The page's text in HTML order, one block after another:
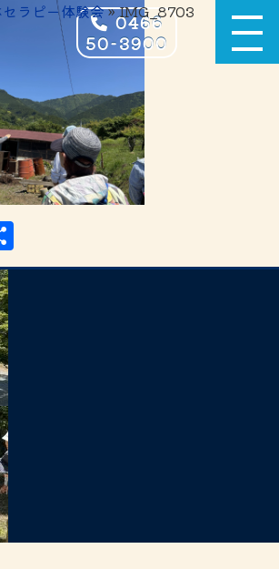
0466
50-3900
ラピー体験会» IMG_8703
有